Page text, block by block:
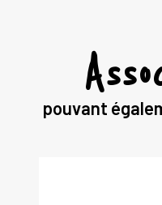
pouvant